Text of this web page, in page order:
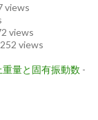
views
views
views
量と固有振動数 -